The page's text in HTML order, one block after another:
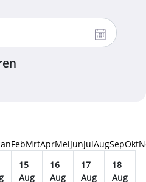
FebMrtAprMeiJunJulAugSepOkt
15
Aug
16
Aug
17
Aug
18
Aug